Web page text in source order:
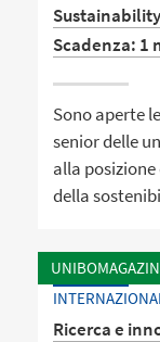
Scadenza: 1
Sono aperte
senior delle
alla
della
Ricerca e